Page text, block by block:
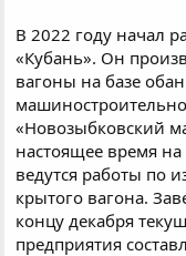
В 2022 году начал
«Кубань». Он
вагоны на базе
«Новозыбковский
настоящее время на
ведутся работы по
крытого вагона.
концу декабря
предприятия